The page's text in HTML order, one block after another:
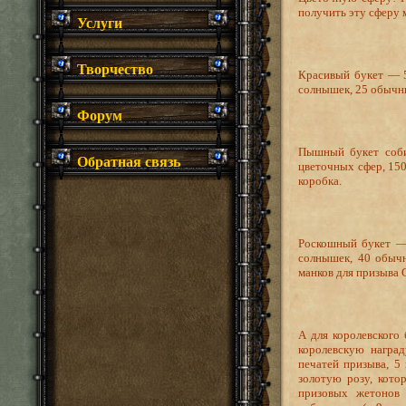
Услуги
Творчество
Форум
Обратная связь
получить эту
Красивый букет —
солнышек, 25
Пышный букет
цветочных сфер,
коробка.
Роскошный букет
солнышек, 40
манков для призыва
А для
королевскую
печатей призыва,
золотую розу,
призовых жетонов